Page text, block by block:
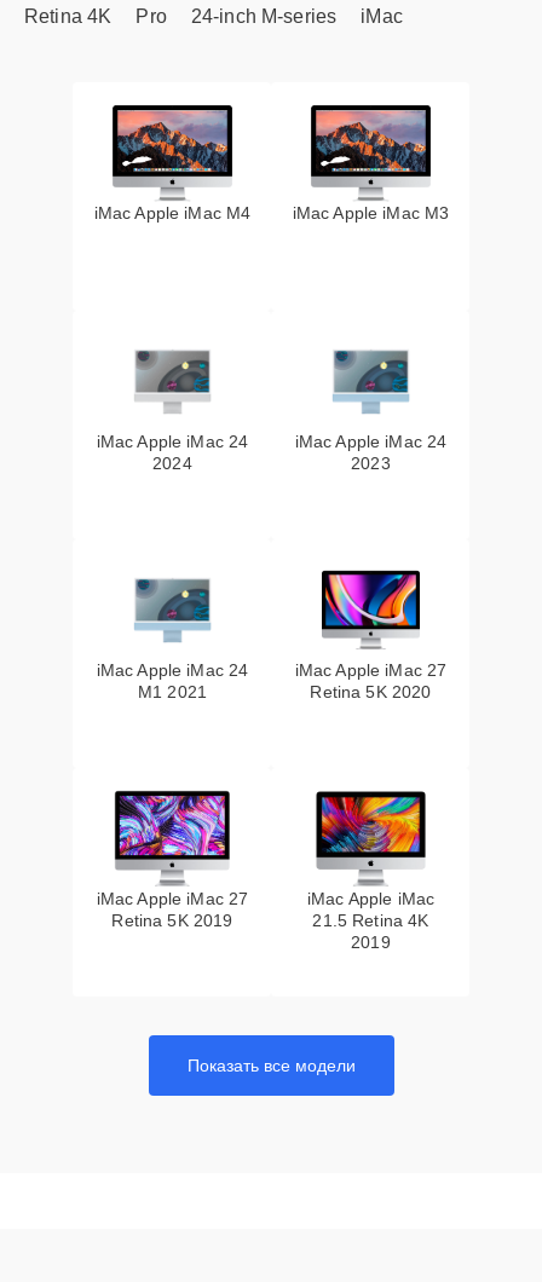
Retina 4K
Pro 24-inch M-series iMac
iMac Apple iMac M4 iMac Apple iMac M3
iMac Apple iMac 24
2024
iMac Apple iMac 24
2023
iMac Apple iMac 24
M1 2021
iMac Apple iMac 27
Retina 5K 2020
iMac Apple iMac 27
Retina 5K 2019
iMac Apple iMac
21.5 Retina 4K
2019
Показать все модели